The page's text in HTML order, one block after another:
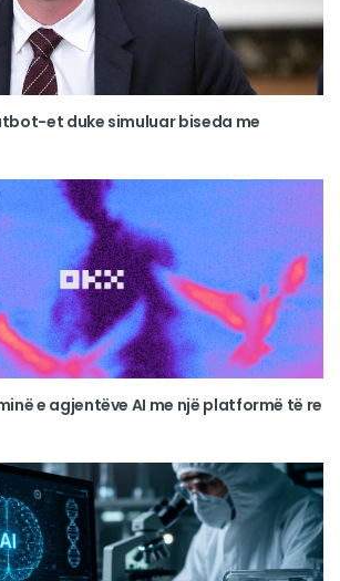
et duke simuluar biseda me
e agjentëve AI me një platformë të re